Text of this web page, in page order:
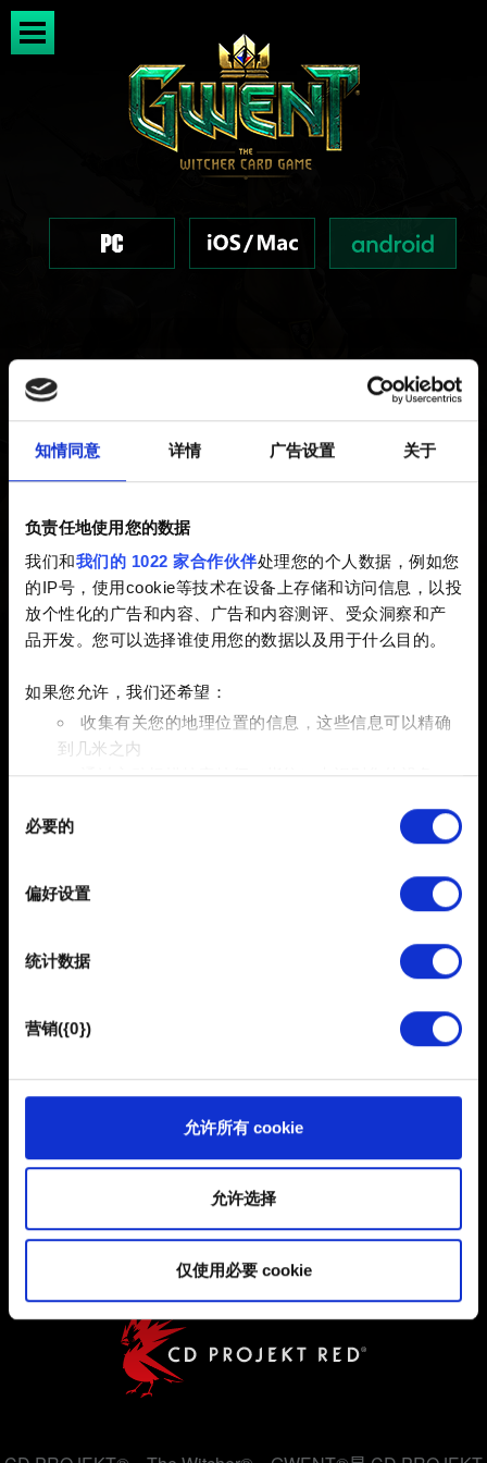
知情同意 详情 广告设置 关于
负责任地使用您的数据
我们和我们的 1022 家合作伙伴处理您的个人数据，例如您
的IP号，使用cookie等技术在设备上存储和访问信息，以投
放个性化的广告和内容、广告和内容测评、受众洞察和产
品开发。您可以选择谁使用您的数据以及用于什么目的。
如果您允许，我们还希望：
收集有关您的地理位置的信息，这些信息可以精确
到几米之内
通过主动扫描特定特征（指纹）来识别您的设备
查找有关您的个人数据如何处理的更多信息，
并设置您的首选项。您可随时从Cookie声明中更改或撤回
部分需要使用 Cookies 的是为了让网站功能可用，而另一
馈，以便网站将更好地服务于您。例如帮助我们在社交媒
也可能与我们的合作伙伴分享我们的 Cookie 片段。但是，
使用所有这些非强制性的 Cookie 都需要提前获取您的许
您可以在下面的"设置"菜单中找到有关我们使用 Cookie 的
其中的内容并准备好继续，请点击"确定"。
必要的
偏好设置
统计数据
营销({0})
允许所有 cookie
允许选择
仅使用必要 cookie
我想报告不适当的用户名
已创建 2 years ago 已更新 2 years ago
如果您想报告不适当的用户名，请通过下面的方式联系我
们。
需要帮助？
登录您的 GOG.COM 账户并联系我们！
用户协议
隐私政策
COOKIE 政策